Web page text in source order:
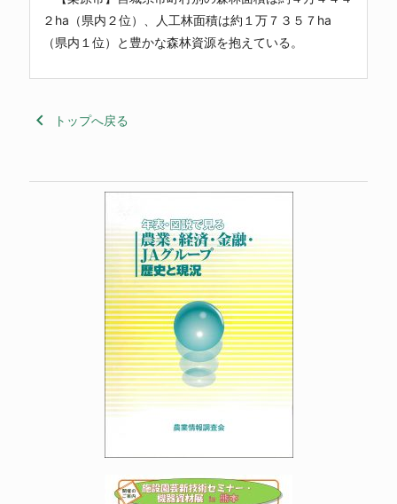
２ha（県内２位）、人工林面積は約１万７３５７ha
（県内１位）と豊かな森林資源を抱えている。
keyboard_arrow_left トップへ戻る